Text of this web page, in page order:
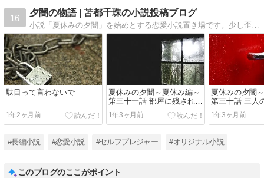
16
夕闇の物語 | 苫都千珠の小説投稿ブログ
駄目って言わないで
1年2ヶ月前
夏休みの夕闇～夏休み編～
第三十一話 部屋に残された
二人の密かな話
1年3ヶ月前
夏休みの夕闇
第三十話 三人
1年3ヶ月前
#長編小説 #恋愛小説 #セルフプレジャー #オリジナル小説
このブログのここがポイント